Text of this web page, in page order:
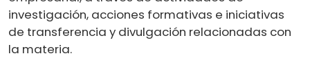
investigación, acciones formativas e iniciativas
de transferencia y divulgación relacionadas con
la materia.